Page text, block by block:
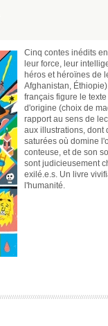
Cinq contes inédits
leur force, leur
héros et héroïnes de
Afghanistan,
français figure le
d'origine (choix de
rapport au sens de
aux illustrations, dont
saturées où domine
conteuse, et de son
sont judicieusement
exilé.e.s. Un livre
l'humanité.